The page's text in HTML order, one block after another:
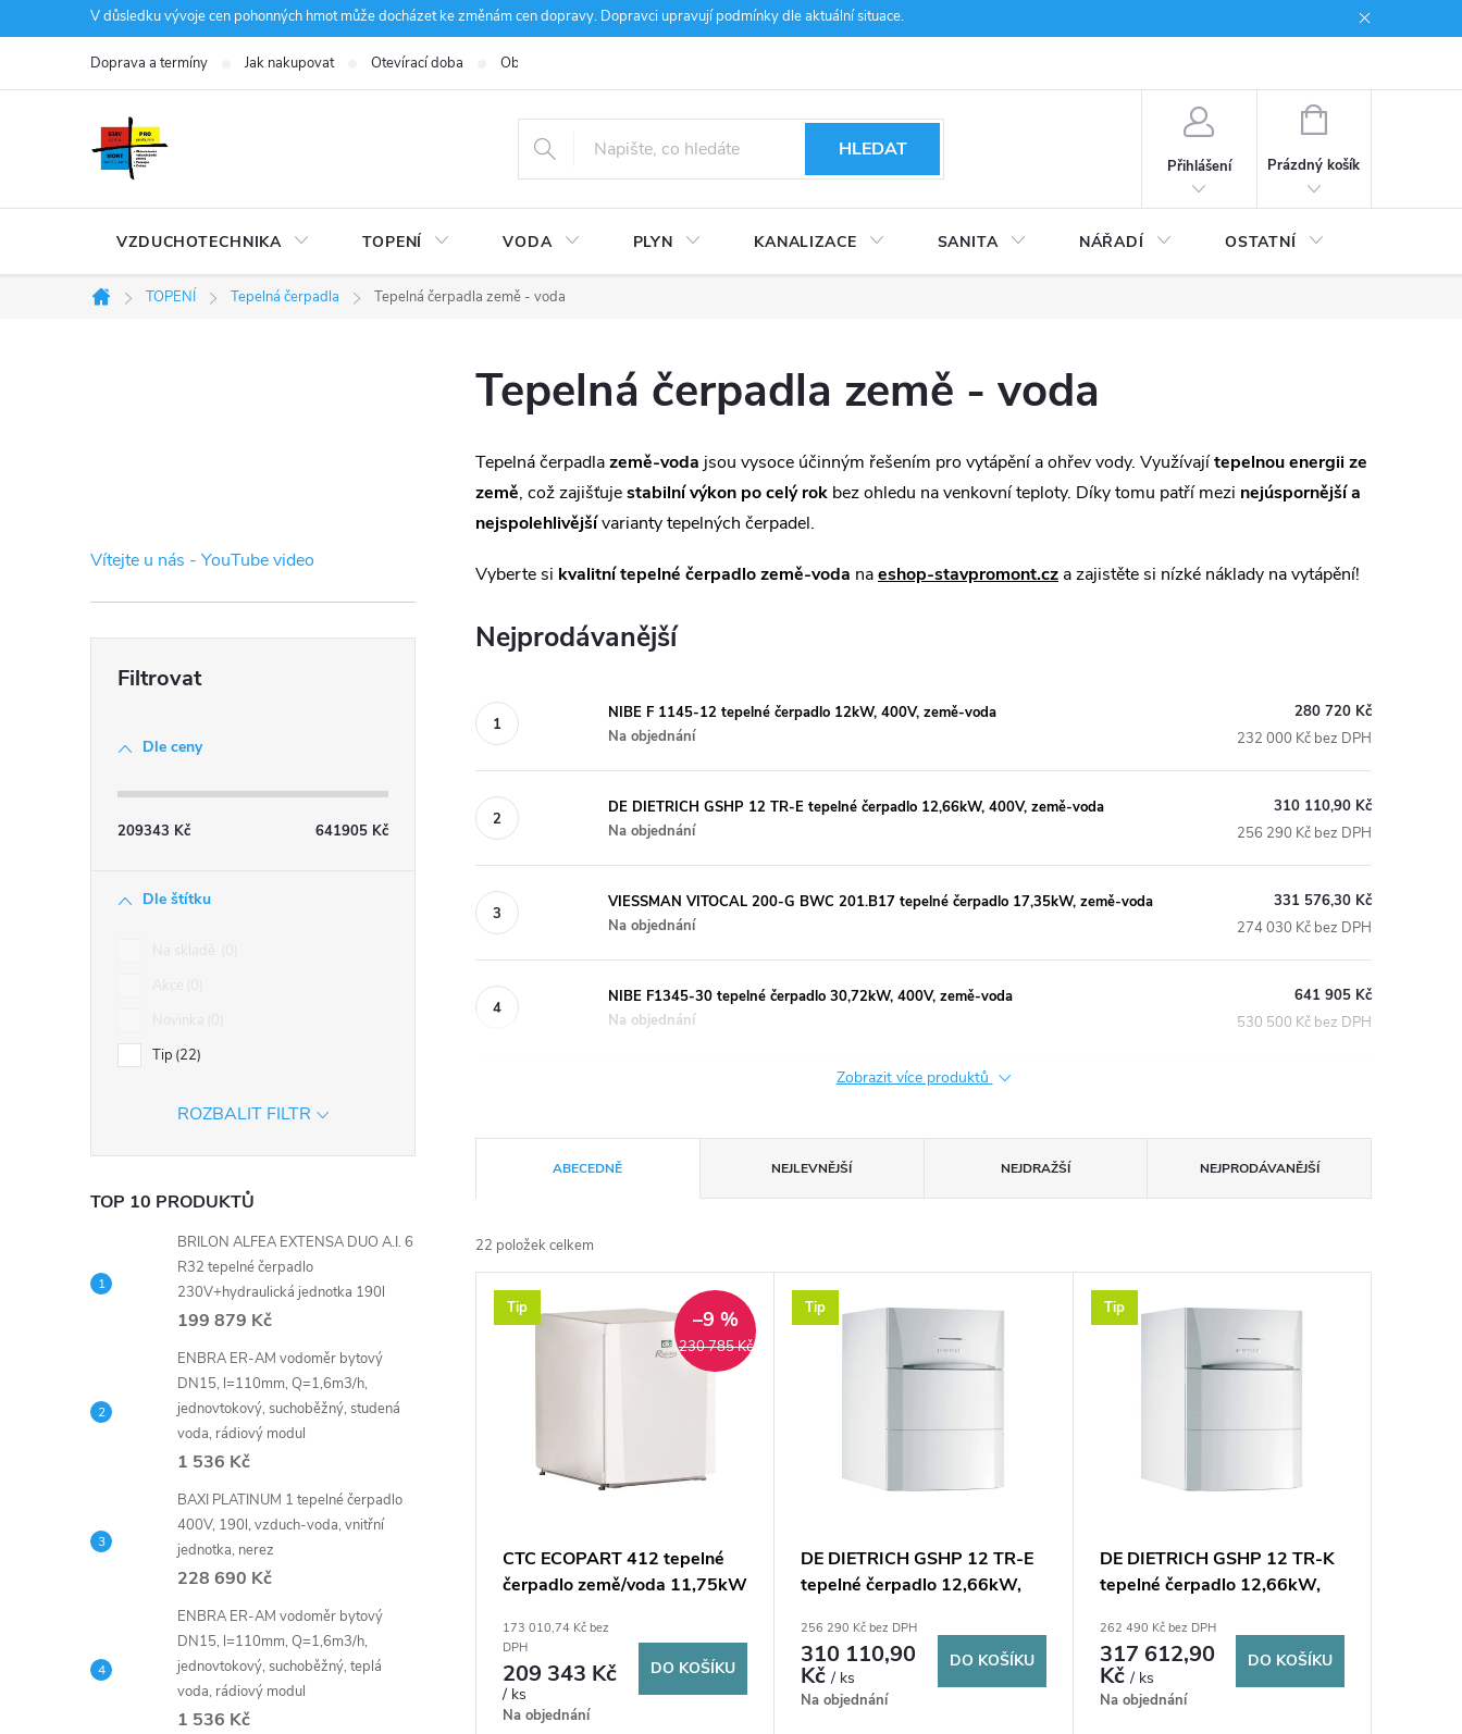
na
V důsledku vývoje cen pohonných hmot může docházet ke změnám cen dopravy. Dopravci upravují podmínky dle aktuální situace.
Doprava a termíny Jak nakupovat Otevírací doba Obchodní podmínky
HLEDAT
Přihlášení
NÁKUPNÍ
Prázdný košík
VZDUCHOTECHNIKA TOPENÍ VODA PLYN KANALIZACE SANITA NÁŘADÍ OSTATNÍ
Domů
TOPENÍ Tepelná čerpadla Tepelná čerpadla země - voda
t
r
Vítejte u nás - YouTube video
Dle ceny
209343 Kč 641905 Kč
Dle štítku
Tip 22
ROZBALIT FILTR
TOP 10 PRODUKTŮ
BRILON ALFEA EXTENSA DUO A.I. 6
R32 tepelné čerpadlo
230V+hydraulická jednotka 190l
199 879 Kč
ENBRA ER-AM vodoměr bytový
DN15, l=110mm, Q=1,6m3/h,
jednovtokový, suchoběžný, studená
voda, rádiový modul
1 536 Kč
BAXI PLATINUM 1 tepelné čerpadlo
400V, 190l, vzduch-voda, vnitřní
jednotka, nerez
228 690 Kč
ENBRA ER-AM vodoměr bytový
DN15, l=110mm, Q=1,6m3/h,
jednovtokový, suchoběžný, teplá
voda, rádiový modul
1 536 Kč
Tepelná čerpadla země - voda
Tepelná čerpadlazemě-voda jsou vysoce účinným řešením pro vytápění a ohřev vody. Využívajítepelnou energii ze
země, což zajišťujestabilní výkon po celý rok bez ohledu na venkovní teploty. Díky tomu patří mezi nejúspornější a
nejspolehlivějšívarianty tepelných čerpadel.
Vyberte si kvalitní tepelné čerpadlo země-voda naeshop-stavpromont.cz a zajistěte si nízké náklady na vytápění!
Nejprodávanější
NIBE F 1145-12 tepelné čerpadlo 12kW, 400V, země-voda
Na objednání
280 720 Kč
232 000 Kč bez DPH
DE DIETRICH GSHP 12 TR-E tepelné čerpadlo 12,66kW, 400V, země-voda
Na objednání
310 110,90 Kč
256 290 Kč bez DPH
VIESSMAN VITOCAL 200-G BWC 201.B17 tepelné čerpadlo 17,35kW, země-voda
Na objednání
331 576,30 Kč
274 030 Kč bez DPH
NIBE F1345-30 tepelné čerpadlo 30,72kW, 400V, země-voda
Na objednání
641 905 Kč
530 500 Kč bez DPH
Zobrazit více produktů
a
z
e
ABECEDNĚ NEJLEVNĚJŠÍ NEJDRAŽŠÍ NEJPRODÁVANĚJŠÍ
22 položek celkem
VTip
230 785 Kč
–9 %
CTC ECOPART 412 tepelné
čerpadlo země/voda 11,75kW
173 010,74 Kč bez
DPH
209 343 Kč
/ ks
Na objednání
DO KOŠÍKU
Tip
DE DIETRICH GSHP 12 TR-E
tepelné čerpadlo 12,66kW,
256 290 Kč bez DPH
310 110,90
Kč/ ks
Na objednání
DO KOŠÍKU
Tip
DE DIETRICH GSHP 12 TR-K
tepelné čerpadlo 12,66kW,
elektrokotlem
262 490 Kč bez DPH
317 612,90
Kč/ ks
Na objednání
DO KOŠÍKU